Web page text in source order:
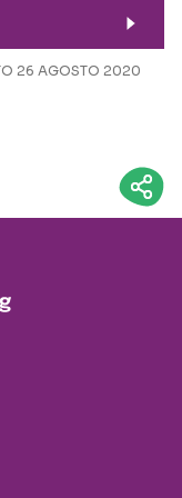
26 AGOSTO 2020